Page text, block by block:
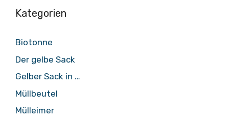
Kategorien
Biotonne
Der gelbe Sack
Gelber Sack in …
Müllbeutel
Mülleimer